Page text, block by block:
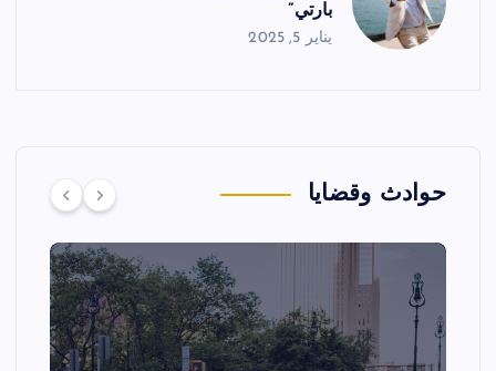
بارتي”
يناير 5, 2025
حوادث وقضايا